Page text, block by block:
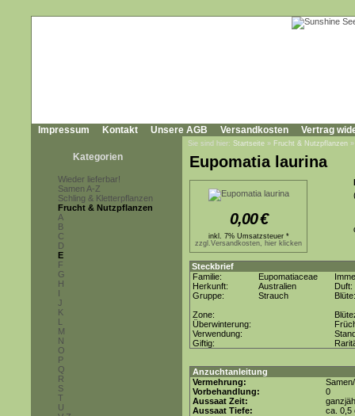
Impressum Kontakt Unsere AGB Versandkosten Vertrag
Kategorien
Wieder lieferbar!
Samen A-Z
Schling & Kletterpflanzen
Frucht & Nutzpflanzen
A
B
C
D
E
F
G
H
I
J
K
L
M
N
O
P
Q
R
S
T
U
Sie sind hier: Startseite » Frucht & Nutzpflanzen
Eupomatia laurina
0,00€
inkl. 7% Umsatzsteuer *
zzgl.Versandkosten, hier klicken
Steckbrief
Familie:
Eupomatiaceae
Herkunft:
Australien
Duft:
Gruppe:
Strauch
Zone:
Überwinterung:
Verwendung:
Giftig:
Anzuchtanleitung
Vermehrung:
Vorbehandlung:
0
Aussaat Zeit:
Aussaat Tiefe:
ca. 0,5